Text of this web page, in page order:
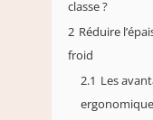
classe ?
2 Réduire
froid
2.1 Les